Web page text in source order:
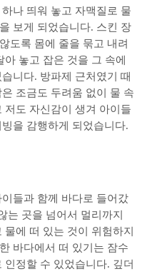
나 띄워 놓고 자맥질로 물
보게 되었습니다. 스킨 장
도록 몸에 줄을 묶고 내려
놓고 잡은 것을 그 속에
니다. 방파제 근처였기 때
조금도 두려움 없이 물 속
저도 자신감이 생겨 아이들
을 감행하게 되었습니다.
들과 함께 바다로 들어갔
는 곳을 넘어서 멀리까지
에 떠 있는 것이 위험하지
바다에서 떠 있기는 잠수
정할 수 있었습니다. 깊더